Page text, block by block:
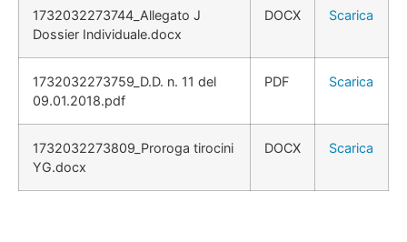
1732032273744_Allegato J
Dossier Individuale.docx
DOCX Scarica
1732032273759_D.D. n. 11 del
09.01.2018.pdf
PDF Scarica
1732032273809_Proroga tirocini
YG.docx
DOCX Scarica